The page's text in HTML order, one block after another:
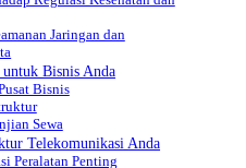
Jaringan dan
Bisnis Anda
Bisnis
Sewa
Telekomunikasi Anda
Peralatan Penting